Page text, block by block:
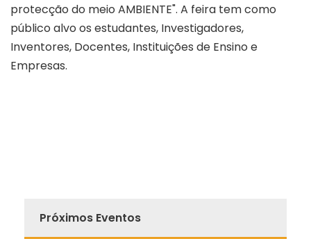
protecção do meio AMBIENTE". A feira tem como
público alvo os estudantes, Investigadores,
Inventores, Docentes, Instituições de Ensino e
Empresas.
Próximos Eventos